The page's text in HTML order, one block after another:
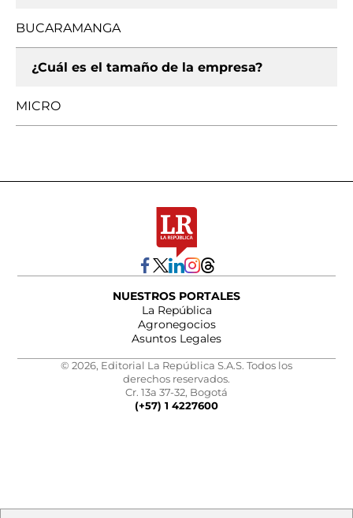
BUCARAMANGA
¿Cuál es el tamaño de la empresa?
MICRO
NUESTROS PORTALES
La República
Agronegocios
Asuntos Legales
© 2026, Editorial La República S.A.S. Todos los
derechos reservados.
Cr. 13a 37-32, Bogotá
(+57) 1 4227600